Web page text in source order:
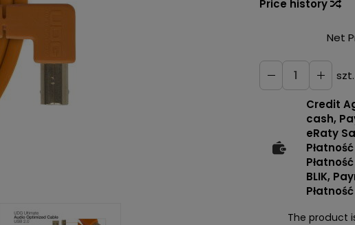
Price history
Net
szt.
Credit
cash,
eRaty
BLIK,
The product